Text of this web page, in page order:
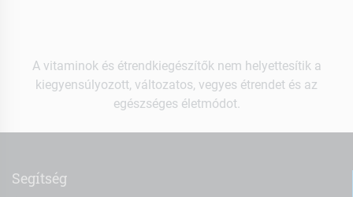
A vitaminok és étrendkiegészítők nem helyettesítik a
kiegyensúlyozott, változatos, vegyes étrendet és az
egészséges életmódot.
Segítség